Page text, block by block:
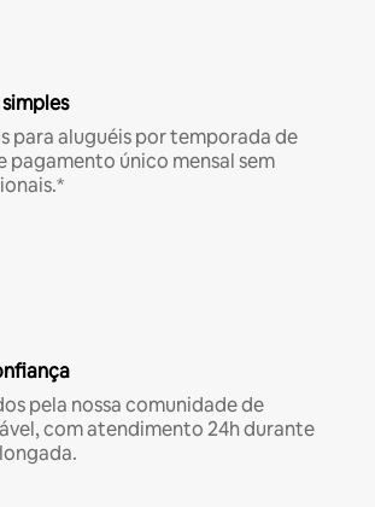
para aluguéis por temporada de
pagamento único mensal sem
pela nossa comunidade de
com atendimento 24h durante